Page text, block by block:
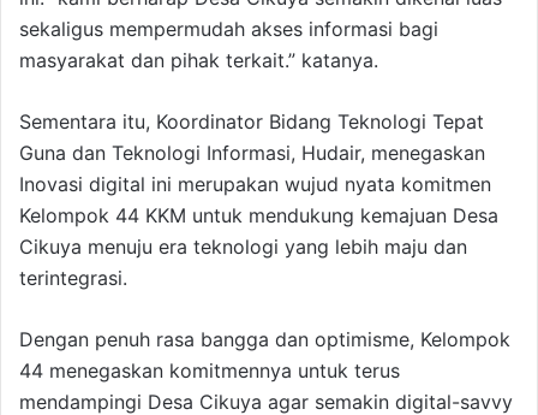
sekaligus mempermudah akses informasi bagi
masyarakat dan pihak terkait.” katanya.
Sementara itu, Koordinator Bidang Teknologi Tepat
Guna dan Teknologi Informasi, Hudair, menegaskan
Inovasi digital ini merupakan wujud nyata komitmen
Kelompok 44 KKM untuk mendukung kemajuan Desa
Cikuya menuju era teknologi yang lebih maju dan
terintegrasi.
Dengan penuh rasa bangga dan optimisme, Kelompok
44 menegaskan komitmennya untuk terus
mendampingi Desa Cikuya agar semakin digital-savvy